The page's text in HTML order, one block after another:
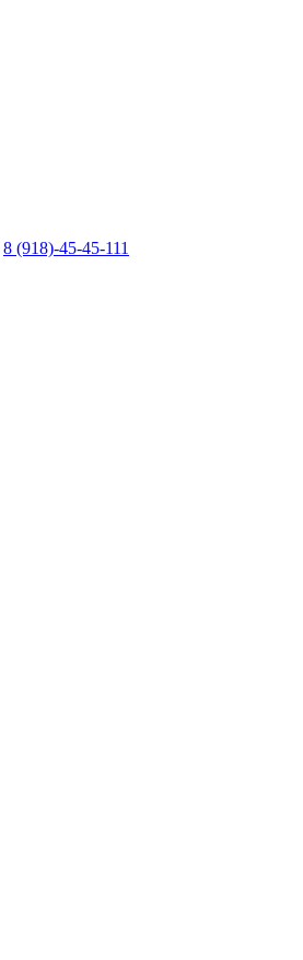
8 (918)-45-45-111